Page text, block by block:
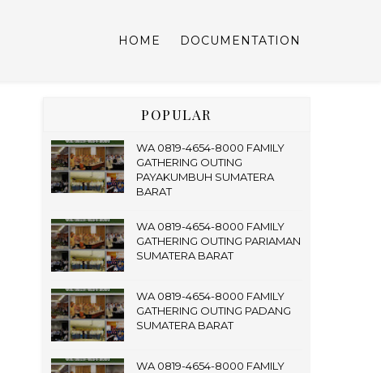
HOME DOCUMENTATION
POPULAR
WA 0819-4654-8000 FAMILY
GATHERING OUTING
PAYAKUMBUH SUMATERA
BARAT
WA 0819-4654-8000 FAMILY
GATHERING OUTING PARIAMAN
SUMATERA BARAT
WA 0819-4654-8000 FAMILY
GATHERING OUTING PADANG
SUMATERA BARAT
WA 0819-4654-8000 FAMILY